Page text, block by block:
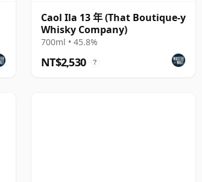
Caol Ila 13 年 (That Boutique-y
Whisky Company)
700ml • 45.8%
NT$2,530 ?